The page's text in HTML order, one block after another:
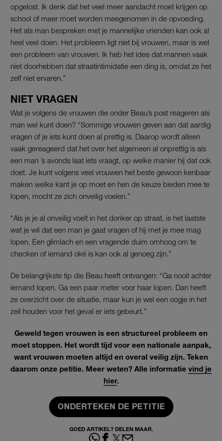
opgelost. Ik denk dat het veel meer aandacht moet krijgen op
school of meer moet worden meegenomen in de opvoeding.
Het als man bespreken met je mannelijke vrienden kan ook al
heel veel doen. Het probleem ligt niet bij vrouwen, maar is wel
een probleem van vrouwen. Ik heb het idee dat mannen vaak
niet doorhebben dat straatintimidatie een ding is, omdat ze het
zelf niet ervaren.”
NIET VRAGEN
Wat je volgens de vrouwen die onder Beau’s post reageren als
man wel kunt doen? “Sommige vrouwen geven aan dat aardig
vragen of je iets kunt doen al prettig is. Daarop wordt alleen
vaak gereageerd dat het over het algemeen al onprettig is als
een man ’s avonds laat iets vraagt, op welke manier hij dat ook
doet. Je kunt volgens veel vrouwen het beste gewoon kenbaar
maken welke kant je op moet en hen de keuze bieden mee te
lopen, mocht ze zich onveilig voelen.”
“Als je je al onveilig voelt in het donker op straat, is het laatste
wat je wil dat een man je gaat vragen of hij met je mee mag
lopen. Een glimlach en een vragende duim omhoog om te
checken of iemand oké is kan ook al genoeg zijn.”
De belangrijkste tip die Beau heeft ontvangen: “Ga nooit achter
iemand lopen. Ga een paar meter voor haar lopen. Dan heeft
ze overzicht over de situatie, maar kun je wel een oogje in het
zeil houden voor het geval er iets gebeurt.”
Geweld tegen vrouwen is een structureel probleem en
moet stoppen. Het wordt tijd voor een nationale aanpak,
want vrouwen moeten altijd en overal veilig zijn. Teken
daarom onze petitie. Meer weten? Alle informatie vind je
hier.
ONDERTEKEN DE PETITIE
GOED ARTIKEL? DELEN MAAR.